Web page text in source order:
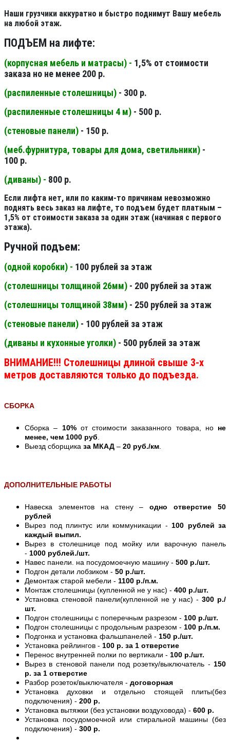
Наши грузчики аккуратно и быстро поднимут Вашу мебель
на любой этаж.
ПОДЪЕМ на лифте:
(корпусная мебель и матрасы) - 1,5% от стоимости
заказа но не менее 200 р.
(распиленные столешницы) - 300 р.
(распиленные столешницы 4 м) - 500 р.
(стеновые панели) - 150 р.
(меб.фурнитура, товары для дома, светильники) -
100 р.
(диваны) - 800 р.
Если лифта нет, или по каким-то причинам невозможно
поднять весь заказ на лифте, то подъем будет платным –
1,5% от стоимости заказа за один этаж (начиная с первого
этажа).
Ручной подъем:
(одной коробки) - 100 рублей за этаж
(столешницы толщиной 26мм) - 200 рублей за этаж
(столешницы толщиной 38мм) - 250 рублей за этаж
(стеновые панели) - 100 рублей за этаж
(диваны и кухонные уголки) - 500 рублей за этаж
ВНИМАНИЕ!!! Столешницы длиной свыше 3-х
метров доставляются только до подъезда.
СБОРКА
Сборка – 10%от стоимости заказанного товара, но не
менее, чем 1000 руб
Выезд сборщика за МКАД – 20 руб./км
ДОПОЛНИТЕЛЬНЫЕ РАБОТЫ
Навеска элементов на стену –одно отверстие 50
рублей
Вырез под плинтус или коммуникации - 100 рублей за
каждый выпил.
Вырез в столешнице под мойку или варочную панель
- 1000 рублей./шт.
Навес панели. на посудомоечную машину - 500 р./шт.
Подгон детали лобзиком - 50 р./шт.
Демонтаж старой мебели - 1100 р./п.м.
Монтаж столешницы (купленной не у нас) - 400 р./шт.
Установка стеновой панели(купленной не у нас) -300 р./
шт.
Подгон столешницы с поперечным разрезом - 100 р./шт.
Подгон столешницы с продольным разрезом - 100 р./п.м.
Подгонка и установка фальшпанелей - 150 р./шт.
Установка рейлингов - 100 р. за 1 отверстие
Перенос внутренней полки по вертикали - 100 р./шт.
Вырез в стеновой панели под розетку/выключатель - 150
р. за 1 отверстие
Разбор розеток/выключателя - договорная
Установка духовки и отдельно стоящей плиты(без
подключения) - 200 р.
Установка вытяжки (без установки воздуховода) - 600 р.
Установка посудомоечной или стиральной машины (без
подключения) - 300 р.